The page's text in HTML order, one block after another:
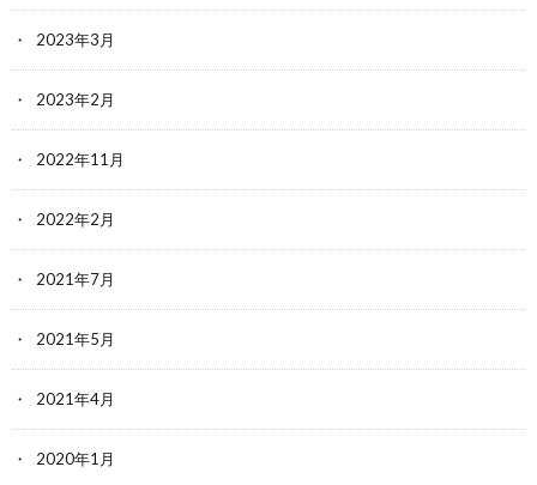
2023年3月
2023年2月
2022年11月
2022年2月
2021年7月
2021年5月
2021年4月
2020年1月